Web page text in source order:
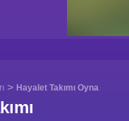
> Hayalet Takımı Oyna